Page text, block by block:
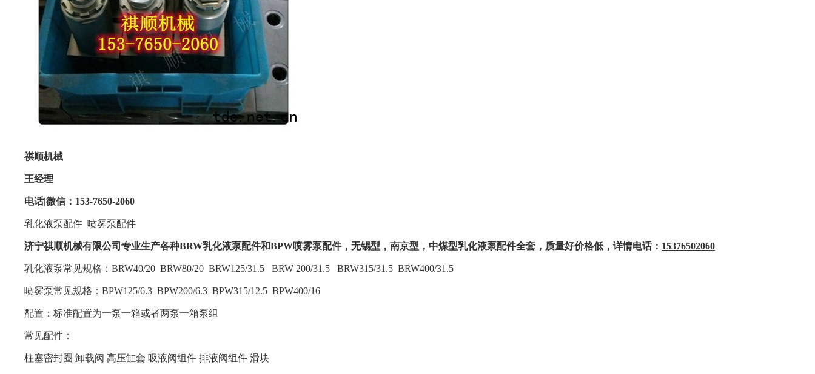
祺顺机械
王经理
电话|微信： 153-7650-2060
乳化液泵配件 喷雾泵配件
济宁祺顺机械有限公司专业生产各种BRW乳化液泵配件和BPW喷雾泵配件，无锡型，南京型 ， 中煤型乳化液泵配件全套，质量好价格低，详情电话： 15376502060
乳化液泵常见规格： BRW40/20 BRW80/20 BRW125/31.5 BRW 200/31.5 BRW315/31.5 BRW400/31.5
喷雾泵常见规格： BPW125/6.3 BPW200/6.3 BPW315/12.5 BPW400/16
配置：标准配置为一泵一箱或者两泵一箱泵组
常见配件：
柱塞密封圈 卸载阀 高压缸套 吸液阀组件 排液阀组件 滑块